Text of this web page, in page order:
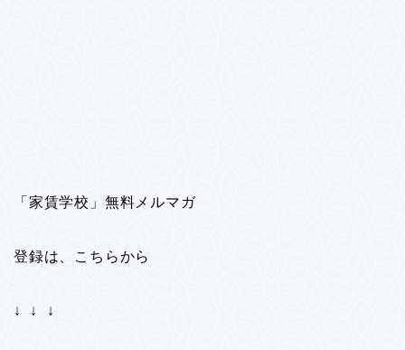
「家賃学校」無料メルマガ
登録は、こちらから
↓ ↓ ↓